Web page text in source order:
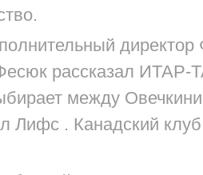
рассказал ИТАР-
между
Лифс . Канадский